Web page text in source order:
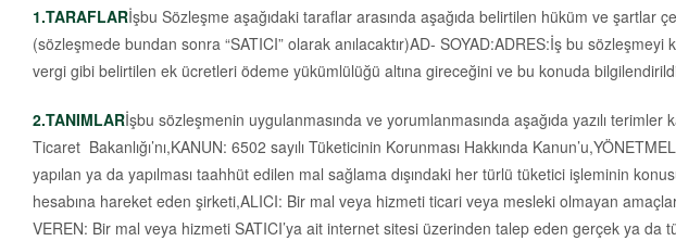
1.TARAFLARİşbu Sözleşme aşağıdaki taraflar arasında aşağıda belirtilen hüküm ve şartlar
(sözleşmede bundan sonra “SATICI” olarak anılacaktır)AD- SOYAD:ADRES:İş bu
vergi gibi belirtilen ek ücretleri ödeme yükümlülüğü altına gireceğini ve bu konuda
2.TANIMLARİşbu sözleşmenin uygulanmasında ve yorumlanmasında aşağıda yazılı terimler
Ticaret Bakanlığı’nı,KANUN: 6502 sayılı Tüketicinin Korunması Hakkında
yapılan ya da yapılması taahhüt edilen mal sağlama dışındaki her türlü tüketici işleminin
hesabına hareket eden şirketi,ALICI: Bir mal veya hizmeti ticari veya mesleki olmayan
VEREN: Bir mal veya hizmeti SATICI’ya ait internet sitesi üzerinden talep eden gerçek ya da